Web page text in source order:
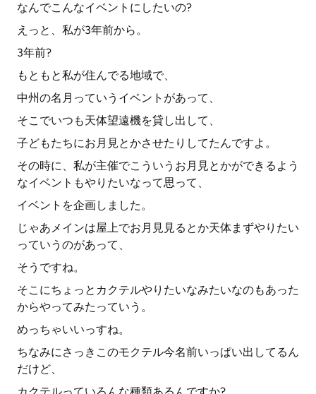
なんでこんなイベントにしたいの?
えっと、私が3年前から。
3年前?
もともと私が住んでる地域で、
中州の名月っていうイベントがあって、
そこでいつも天体望遠機を貸し出して、
子どもたちにお月見とかさせたりしてたんですよ。
その時に、私が主催でこういうお月見とかができるよう
なイベントもやりたいなって思って、
イベントを企画しました。
じゃあメインは屋上でお月見見るとか天体まずやりたい
っていうのがあって、
そうですね。
そこにちょっとカクテルやりたいなみたいなのもあった
からやってみたっていう。
めっちゃいいっすね。
ちなみにさっきこのモクテル今名前いっぱい出してるん
だけど、